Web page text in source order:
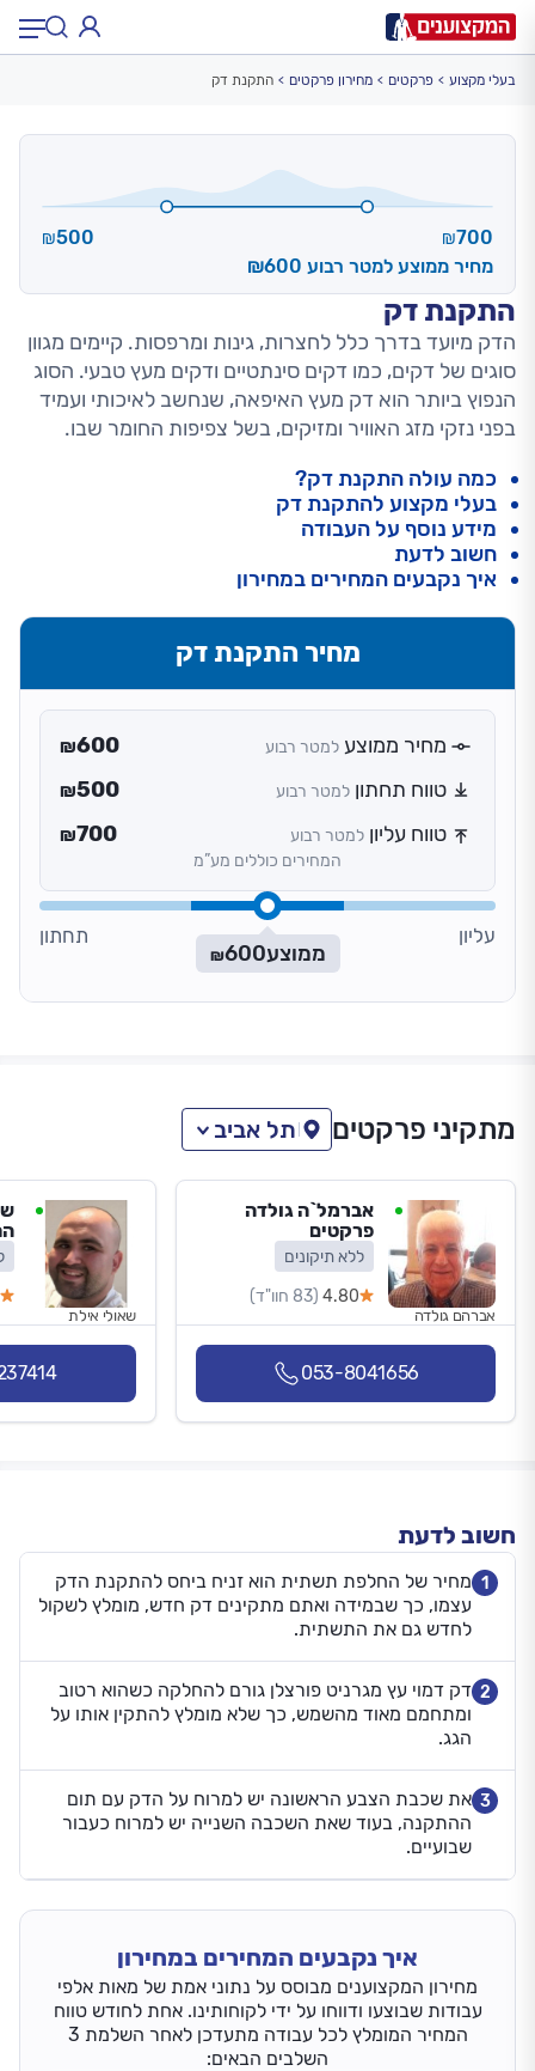
התקנת דק
הדק מיועד בדרך כלל לחצרות, גינות ומרפסות. קיימים מגוון
סוגים של דקים, כמו דקים סינתטיים ודקים מעץ טבעי. הסוג
הנפוץ ביותר הוא דק מעץ האיפאה, שנחשב לאיכותי ועמיד
בפני נזקי מזג האוויר ומזיקים, בשל צפיפות החומר שבו.
₪700
₪500
מחיר ממוצע למטר רבוע ₪600
בעלי מקצוע פרקטים מחירון פרקטים התקנת דק
כמה עולה התקנת דק?
בעלי מקצוע להתקנת דק
מידע נוסף על העבודה
חשוב לדעת
איך נקבעים המחירים במחירון
מחיר התקנת דק
מחיר ממוצע למטר רבוע ₪600
טווח תחתון למטר רבוע ₪500
טווח עליון למטר רבוע ₪700
המחירים כוללים מע”מ
עליון
ממוצע ₪600
תחתון
מתקיני פרקטים תל אביב
אברמל`ה גולדה
פרקטים
ללא תיקונים
4.80 (83 חוו"ד)
אברהם גולדה
053-8041656
שאולי אילת
חשוב לדעת
1 מחיר של החלפת תשתית הוא זניח ביחס להתקנת הדק
עצמו, כך שבמידה ואתם מתקינים דק חדש, מומלץ לשקול
לחדש גם את התשתית.
2 דק דמוי עץ מגרניט פורצלן גורם להחלקה כשהוא רטוב
ומתחמם מאוד מהשמש, כך שלא מומלץ להתקין אותו על
הגג.
3 את שכבת הצבע הראשונה יש למרוח על הדק עם תום
ההתקנה, בעוד שאת השכבה השנייה יש למרוח כעבור
שבועיים.
איך נקבעים המחירים במחירון
מחירון המקצוענים מבוסס על נתוני אמת של מאות אלפי
עבודות שבוצעו ודווחו על ידי לקוחותינו. אחת לחודש טווח
המחיר המומלץ לכל עבודה מתעדכן לאחר השלמת 3
השלבים הבאים: